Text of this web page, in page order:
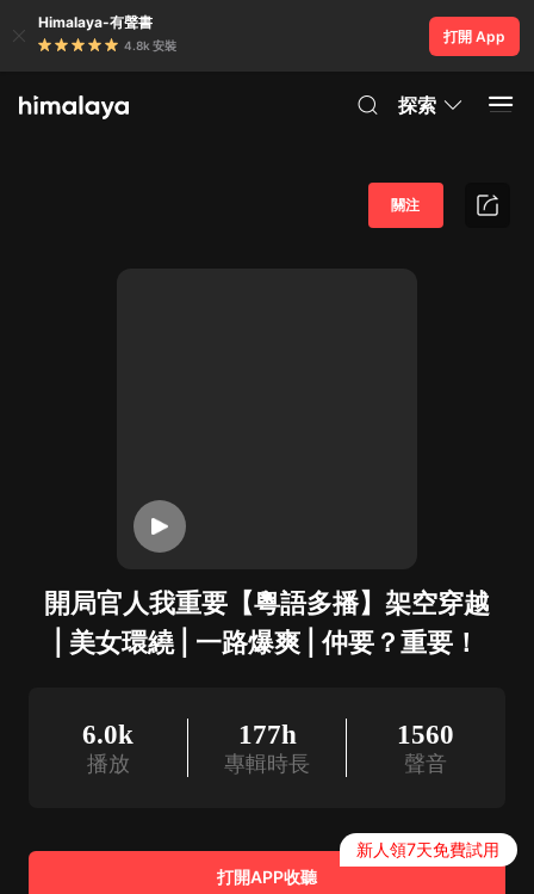
Himalaya-有聲書
4.8k 安裝
打開 App
探索
開局官人我重要【粵語多播】架空穿越
| 美女環繞 | 一路爆爽 | 仲要？重要！
關注
6.0k
播放
177h
專輯時長
1560
聲音
打開APP收聽
新人領7天免費試用